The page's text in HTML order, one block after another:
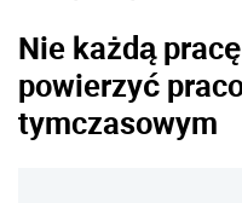
Nie każdą
powierzyć
tymczasowym